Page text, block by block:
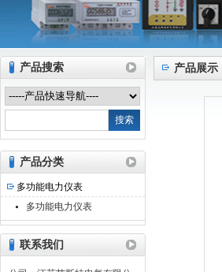
江苏艾斯特电气有限公司
产品搜索
产品分类
多功能电力仪表
多功能电力仪表
联系我们
产品展示